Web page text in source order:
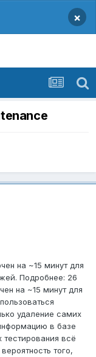
×
на ~15 минут для
Подробнее: 26
на ~15 минут для
удаление самих
в базе
всё
того,